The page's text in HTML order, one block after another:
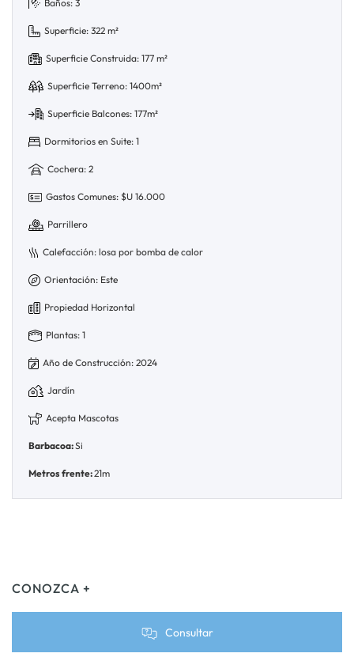
Baños: 3
Superficie: 322 m²
Superficie Construida: 177 m²
Superficie Terreno: 1400m²
Superficie Balcones: 177m²
Dormitorios en Suite: 1
Cochera: 2
Gastos Comunes: $U 16.000
Parrillero
Calefacción: losa por bomba de calor
Orientación: Este
Propiedad Horizontal
Plantas: 1
Año de Construcción: 2024
Jardín
Acepta Mascotas
Barbacoa:Si
Metros frente:21m
CONOZCA +
Consultar